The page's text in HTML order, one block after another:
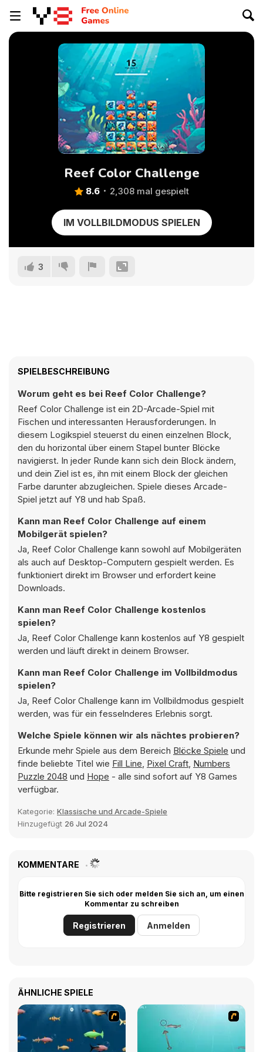
Reef Color Challenge
8.6 2,308 mal gespielt
IM VOLLBILDMODUS SPIELEN
3
SPIELBESCHREIBUNG
Worum geht es bei Reef Color Challenge?
Reef Color Challenge ist ein 2D-Arcade-Spiel mit
Fischen und interessanten Herausforderungen. In
diesem Logikspiel steuerst du einen einzelnen Block,
den du horizontal über einem Stapel bunter Blöcke
navigierst. In jeder Runde kann sich dein Block ändern,
und dein Ziel ist es, ihn mit einem Block der gleichen
Farbe darunter abzugleichen. Spiele dieses Arcade-
Spiel jetzt auf Y8 und hab Spaß.
Kann man Reef Color Challenge auf einem
Mobilgerät spielen?
Ja, Reef Color Challenge kann sowohl auf Mobilgeräten
als auch auf Desktop-Computern gespielt werden. Es
funktioniert direkt im Browser und erfordert keine
Downloads.
Kann man Reef Color Challenge kostenlos
spielen?
Ja, Reef Color Challenge kann kostenlos auf Y8 gespielt
werden und läuft direkt in deinem Browser.
Kann man Reef Color Challenge im Vollbildmodus
spielen?
Ja, Reef Color Challenge kann im Vollbildmodus gespielt
werden, was für ein fesselnderes Erlebnis sorgt.
Welche Spiele können wir als nächtes probieren?
Erkunde mehr Spiele aus dem Bereich Blöcke Spiele und
finde beliebte Titel wie Fill Line, Pixel Craft, Numbers
Puzzle 2048 und Hope - alle sind sofort auf Y8 Games
verfügbar.
Kategorie: Klassische und Arcade-Spiele
Hinzugefügt 26 Jul 2024
KOMMENTARE
Bitte registrieren Sie sich oder melden Sie sich an, um einen
Kommentar zu schreiben
Registrieren Anmelden
ÄHNLICHE SPIELE